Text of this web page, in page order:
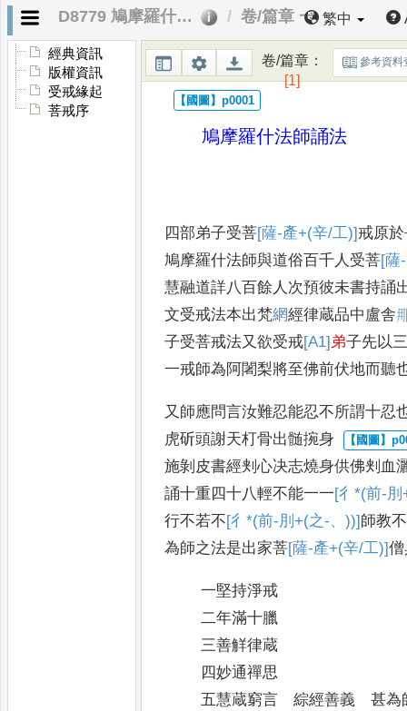
D8779 鳩摩羅什法師誦法（後殘） 卷/篇章 一 繁中
經典資訊
版權資訊
受戒緣起
菩戒序
卷/篇章：
[1]
參考資料
鳩摩羅什法師誦法
四部弟子受菩[薩-產+(辛/工)]戒原
鳩摩羅什法師與道俗百千人受菩[薩
慧融道詳八百餘人次預彼未書持誦
文受戒法本出梵網經律蔵品中盧舎
子受菩戒法又欲受戒[A1] 弟子先以
一戒師為阿闍梨將至佛前伏地而聽
又師應問言汝難忍能忍不所謂十忍
虎斫頭謝天朾骨出髄捥身
施剝皮書經刾心决志燒身供佛刾血
誦十重四十八輕不能一一[彳*(前-
行不若不[彳*(前-刖+(之-、))] 師教
為師之法是出家菩[薩-產+(辛/工)]僧
一堅持淨戒
二年滿十臘
三善觧律蔵
四妙通禪思
五慧蔵窮言 綜經善義 甚為